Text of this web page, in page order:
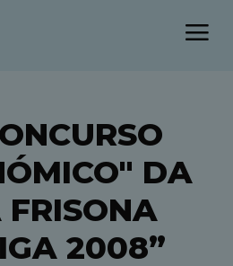
DA
2008”